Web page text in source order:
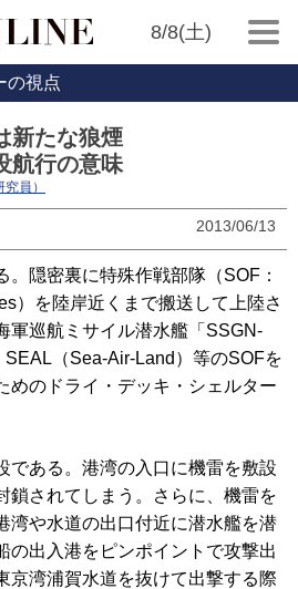
8/8(土)
の視点
新たな狼煙
航行の意味
員）
2013/06/13
隠密裏に特殊作戦部隊（SOF：
）を陸岸近くまで搬送して上陸さ
軍巡航ミサイル潜水艦「SSGN-
（Sea-Air-Land）等のSOFを
めのドライ・デッキ・シェルター
ある。港湾の入口に機雷を敷設
鎖されてしまう。さらに、機雷を
湾や水道の出口付近に潜水艦を潜
の出入港をピンポイントで攻撃出
京湾浦賀水道を抜けて出撃する際